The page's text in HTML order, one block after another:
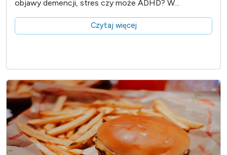
objawy demencji, stres czy może ADHD? W...
Czytaj więcej